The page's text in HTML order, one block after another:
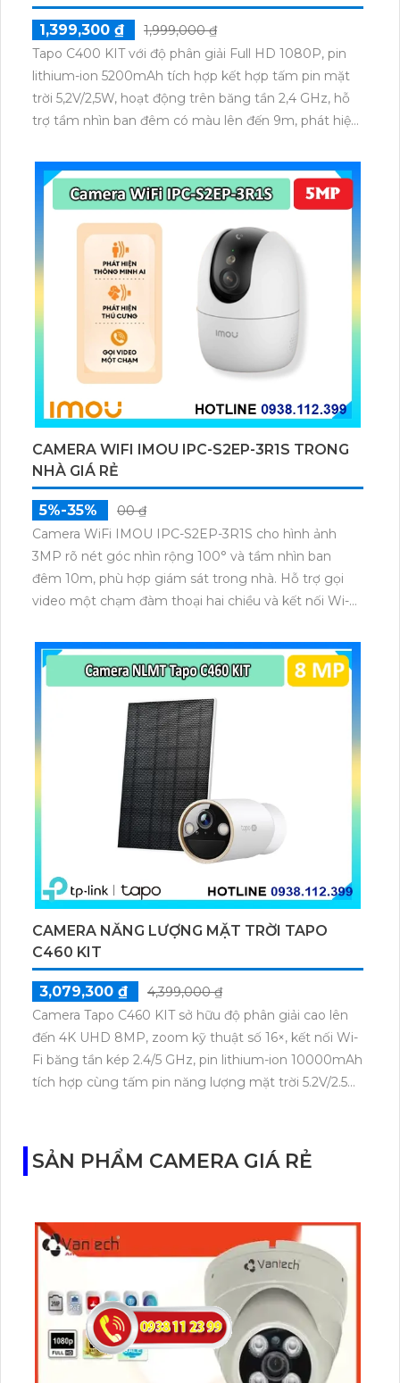
1,399,300 ₫
1,999,000 ₫
Tapo C400 KIT với độ phân giải Full HD 1080P, pin
lithium-ion 5200mAh tích hợp kết hợp tấm pin mặt
trời 5,2V/2,5W, hoạt động trên băng tần 2,4 GHz, hỗ
trợ tầm nhìn ban đêm có màu lên đến 9m, phát hiện
dữ liệu qua thẻ microSD lên đến 512GB.
CAMERA WIFI IMOU IPC-S2EP-3R1S TRONG
NHÀ GIÁ RẺ
5%-35%
00 ₫
Camera WiFi IMOU IPC-S2EP-3R1S cho hình ảnh
3MP rõ nét góc nhìn rộng 100° và tầm nhìn ban
đêm 10m, phù hợp giám sát trong nhà. Hỗ trợ gọi
video một chạm đàm thoại hai chiều và kết nối Wi-Fi
microSD tối đa 256GB hoặc lưu đám mây dễ lắp đặt
cho gia đình và văn phòng nhỏ.
CAMERA NĂNG LƯỢNG MẶT TRỜI TAPO
C460 KIT
3,079,300 ₫
4,399,000 ₫
Camera Tapo C460 KIT sở hữu độ phân giải cao lên
đến 4K UHD 8MP, zoom kỹ thuật số 16×, kết nối Wi-
Fi băng tần kép 2.4/5 GHz, pin lithium-ion 10000mAh
tích hợp cùng tấm pin năng lượng mặt trời 5.2V/2.5W.
SẢN PHẨM CAMERA GIÁ RẺ